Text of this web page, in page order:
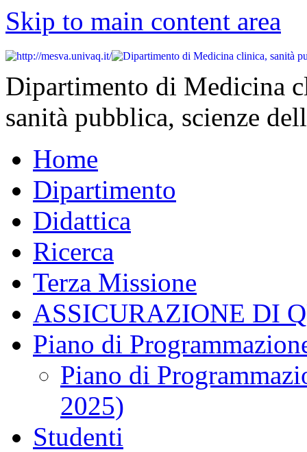
Skip to main content area
Dipartimento di Medicina
sanità pubblica, scienze
Home
Dipartimento
Didattica
Ricerca
Terza Missione
ASSICURAZIONE DI
Piano di
Piano di
2025)
Studenti